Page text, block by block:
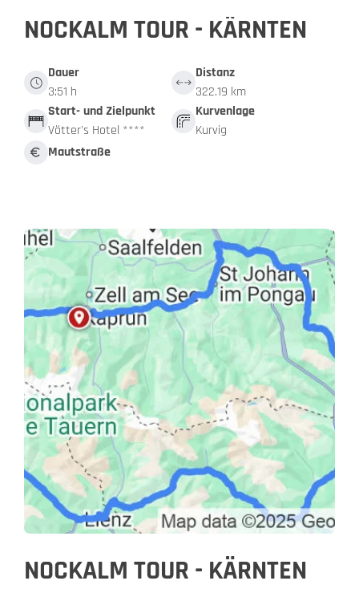
NOCKALM TOUR - KÄRNTEN
Dauer
3:51 h
Distanz
322.19 km
Start- und Zielpunkt
Vötter's Hotel ****
Kurvenlage
Kurvig
Mautstraße
NOCKALM TOUR - KÄRNTEN